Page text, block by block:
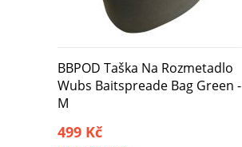
BBPOD Taška Na Rozmetadlo
Wubs Baitspreade Bag Green -
M
499 Kč